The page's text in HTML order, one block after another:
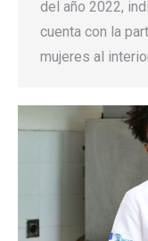
del año 2022,
cuenta con la
mujeres al